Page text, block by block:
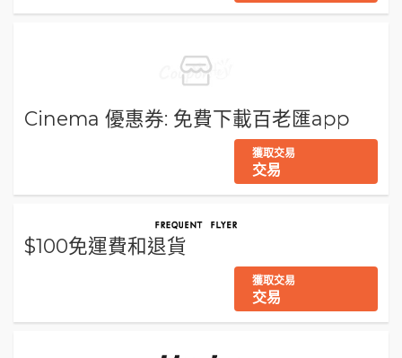
Cinema 優惠券: 免費下載百老匯app
獲取交易
交易
$100免運費和退貨
獲取交易
交易